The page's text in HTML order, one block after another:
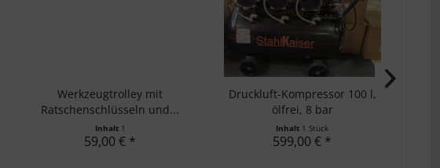
Werkzeugtrolley mit
Ratschenschlüsseln und...
Inhalt 1
59,00 € *
Druckluft-Kompressor 100 l,
ölfrei, 8 bar
Inhalt 1 Stück
599,00 € *